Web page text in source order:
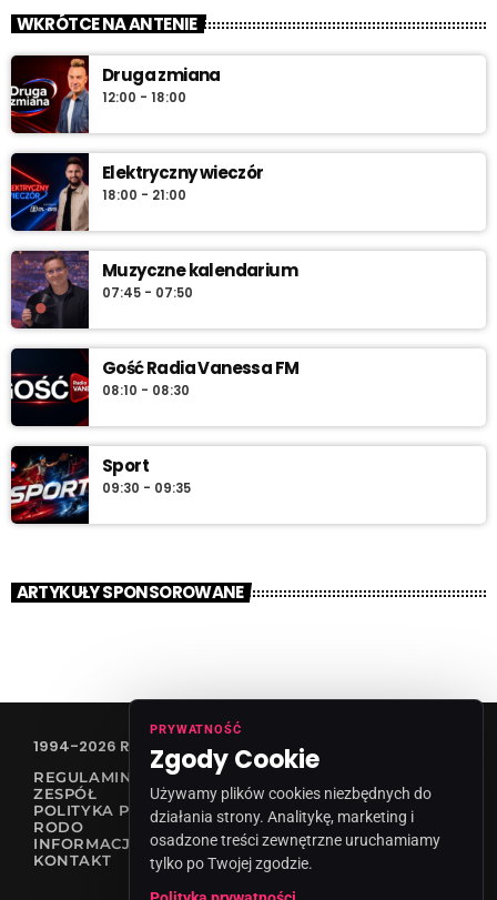
„Od świtu do południa” – poranny program Radia Vanessa od
poniedziałku do soboty w godz. 6:00–12:00. Jakub Koniński
serwuje lokalne informacje, pogodę, przegląd wydarzeń i
najlepszą muzykę, która towarzyszy od pierwszych chwil dnia aż
WKRÓTCE NA ANTENIE
Druga zmiana
12:00 - 18:00
Elektryczny wieczór
18:00 - 21:00
Muzyczne kalendarium
07:45 - 07:50
Gość Radia Vanessa FM
08:10 - 08:30
Sport
09:30 - 09:35
ARTYKUŁY SPONSOROWANE
1994-2026 RADIO VANESSA SPÓŁKA Z O.O
REGULAMIN KONKURSÓW
ZESPÓŁ
POLITYKA PRYWATNOŚCI
RODO
INFORMACJA O NADAWCY
KONTAKT
PRYWATNOŚĆ
Zgody Cookie
Używamy plików cookies niezbędnych do
działania strony. Analitykę, marketing i
osadzone treści zewnętrzne uruchamiamy
tylko po Twojej zgodzie.